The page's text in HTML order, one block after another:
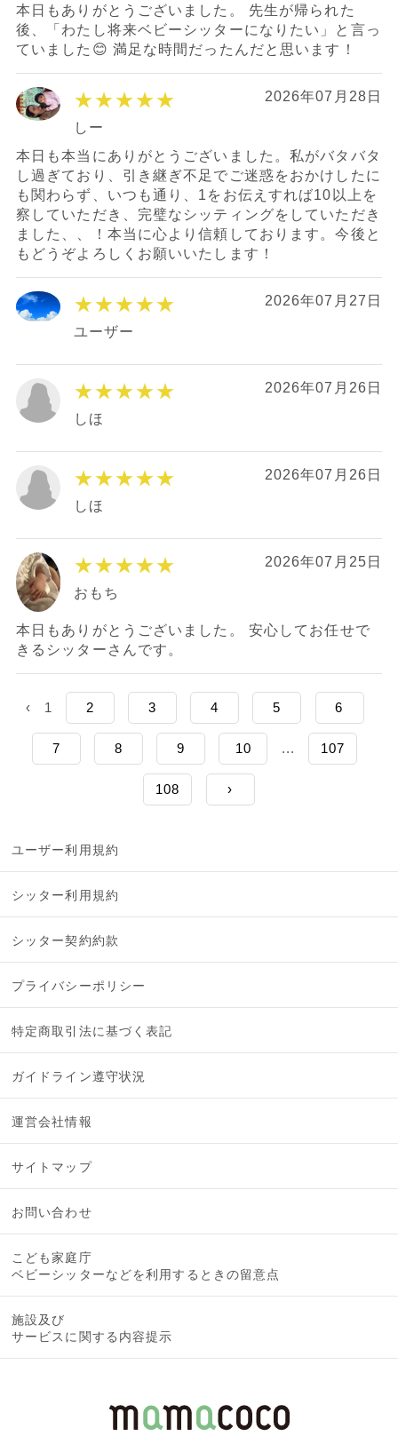
本日もありがとうございました。 先生が帰られた
後、「わたし将来ベビーシッターになりたい」と言っ
ていました😊 満足な時間だったんだと思います！
★★★★★ 2026年07月28日
しー
本日も本当にありがとうございました。私がバタバタ
し過ぎており、引き継ぎ不足でご迷惑をおかけしたに
も関わらず、いつも通り、1をお伝えすれば10以上を
察していただき、完璧なシッティングをしていただき
ました、、！本当に心より信頼しております。今後と
もどうぞよろしくお願いいたします！
★★★★★ 2026年07月27日
ユーザー
★★★★★ 2026年07月26日
しほ
★★★★★ 2026年07月26日
しほ
★★★★★ 2026年07月25日
おもち
本日もありがとうございました。 安心してお任せで
きるシッターさんです。
‹ 1 2 3 4 5 6
7 8 9 10 ... 107
108 ›
ユーザー利用規約
シッター利用規約
シッター契約約款
プライバシーポリシー
特定商取引法に基づく表記
ガイドライン遵守状況
運営会社情報
サイトマップ
お問い合わせ
こども家庭庁
ベビーシッターなどを利用するときの留意点
施設及び
サービスに関する内容提示